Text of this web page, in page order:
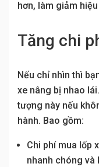
hơn, làm giảm
Tăng chi
Nếu chỉ nhìn thì
xe nâng bị nhao
tượng này nếu
hành. Bao gồm:
Chi phí mua lốp
nhanh chóng và